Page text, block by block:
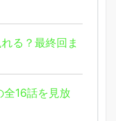
る？最終回ま
16話を見放